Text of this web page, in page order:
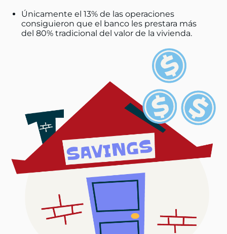
Únicamente el 13% de las operaciones
consiguieron que el banco les prestara más
del 80% tradicional del valor de la vivienda.